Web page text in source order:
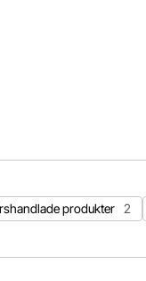
produkter 2